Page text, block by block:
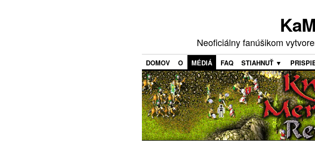
Neoficiálny fanúšikom
DOMOV O MÉDIÁ FAQ STIAHNUŤ ▼